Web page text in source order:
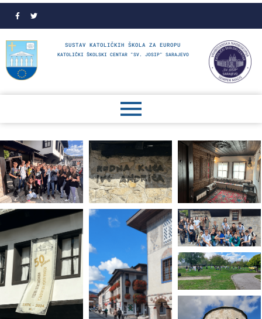
SUSTAV KATOLIČKIH ŠKOLA ZA EUROPU
KATOLIČKI ŠKOLSKI CENTAR "SV. JOSIP" SARAJEVO